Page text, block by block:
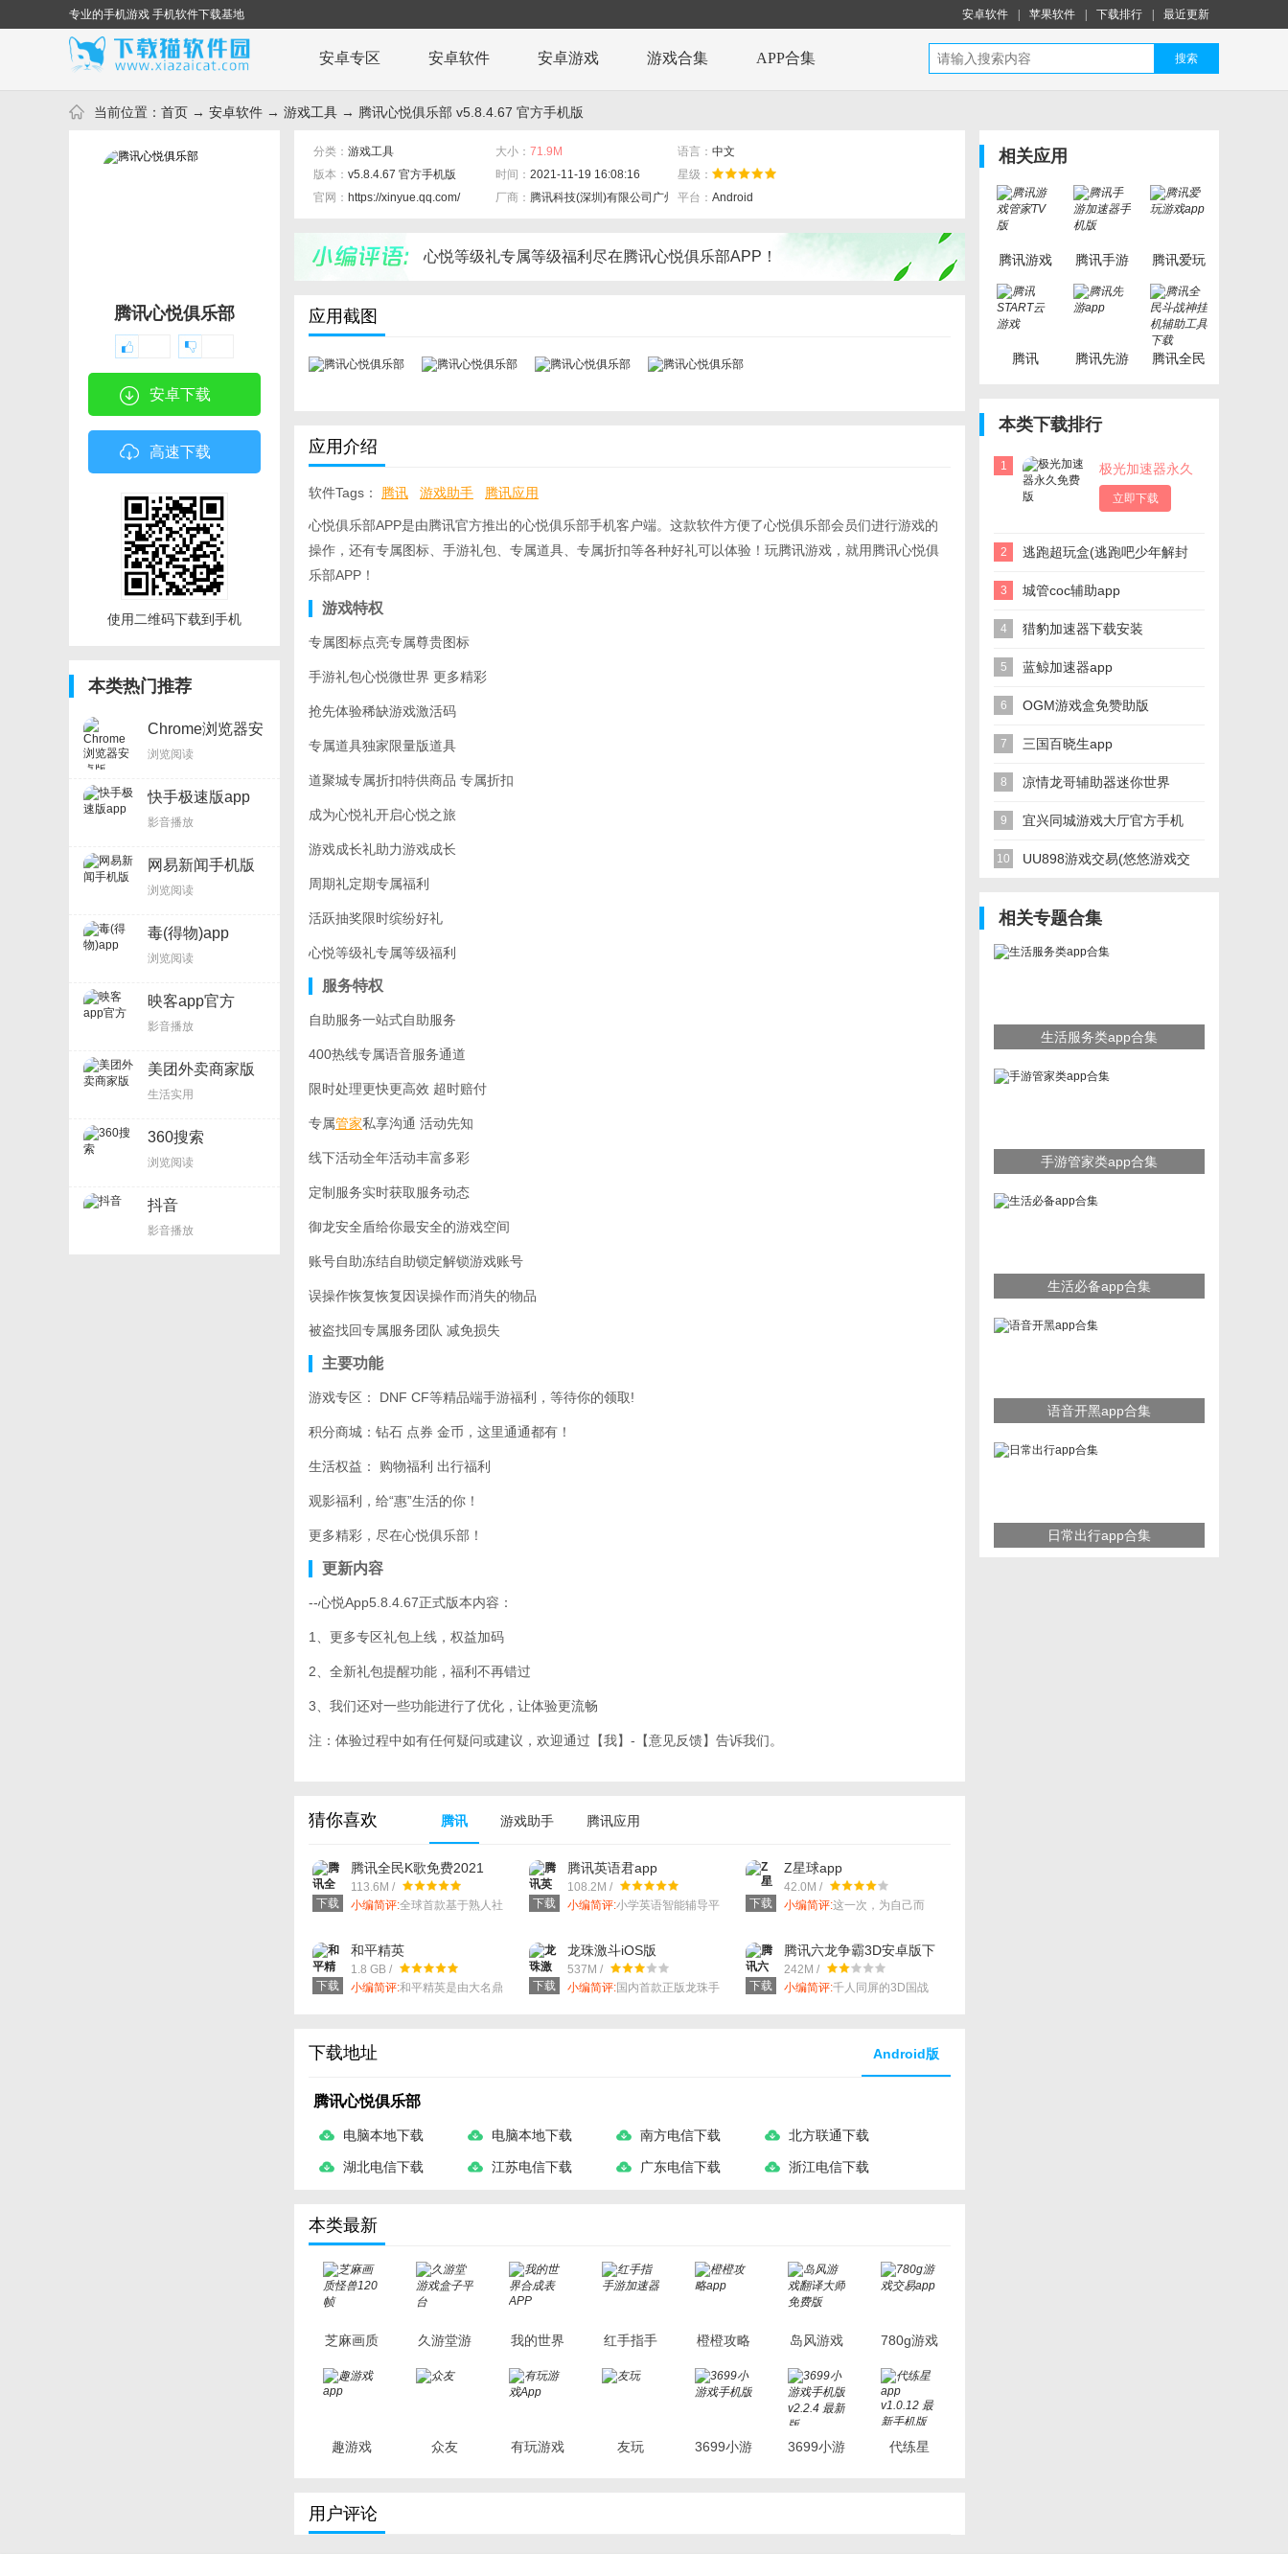
专业的手机游戏 手机软件下载基地 安卓软件 苹果软件 下载排行 最近更新
安卓专区 安卓软件 安卓游戏 游戏合集 APP合集 搜索
当前位置： 首页 → 安卓软件 → 游戏工具 → 腾讯心悦俱乐部 v5.8.4.67 官方手机版
腾讯心悦俱乐部
安卓下载
高速下载
使用二维码下载到手机
本类热门推荐
Chrome浏览器安
卓版
浏览阅读
快手极速版app
影音播放
网易新闻手机版
浏览阅读
毒(得物)app
浏览阅读
映客app官方
影音播放
美团外卖商家版
生活实用
360搜索
浏览阅读
抖音
影音播放
分类： 游戏工具 大小： 71.9M 语言： 中文
版本： v5.8.4.67 官方手机版 时间： 2021-11-19 16:08:16
星级：
官网： https://xinyue.qq.com/ 厂商： 腾讯科技(深圳)有限公司广州分公司
平台： Android
心悦等级礼专属等级福利尽在腾讯心悦俱乐部APP！
应用截图
应用介绍
软件Tags： 腾讯 游戏助手 腾讯应用
心悦俱乐部APP是由腾讯官方推出的心悦俱乐部手机客户端。这款软件方便了心悦俱乐部会员们进行游戏的
操作，还有专属图标、手游礼包、专属道具、专属折扣等各种好礼可以体验！玩腾讯游戏，就用腾讯心悦俱
乐部APP！
游戏特权
专属图标点亮专属尊贵图标
手游礼包心悦微世界 更多精彩
抢先体验稀缺游戏激活码
专属道具独家限量版道具
道聚城专属折扣特供商品 专属折扣
成为心悦礼开启心悦之旅
游戏成长礼助力游戏成长
周期礼定期专属福利
活跃抽奖限时缤纷好礼
心悦等级礼专属等级福利
服务特权
自助服务一站式自助服务
400热线专属语音服务通道
限时处理更快更高效 超时赔付
专属管家私享沟通 活动先知
线下活动全年活动丰富多彩
定制服务实时获取服务动态
御龙安全盾给你最安全的游戏空间
账号自助冻结自助锁定解锁游戏账号
误操作恢复恢复因误操作而消失的物品
被盗找回专属服务团队 减免损失
主要功能
游戏专区： DNF CF等精品端手游福利，等待你的领取!
积分商城：钻石 点券 金币，这里通通都有！
生活权益： 购物福利 出行福利
观影福利，给“惠”生活的你！
更多精彩，尽在心悦俱乐部！
更新内容
--心悦App5.8.4.67正式版本内容：
1、更多专区礼包上线，权益加码
2、全新礼包提醒功能，福利不再错过
3、我们还对一些功能进行了优化，让体验更流畅
注：体验过程中如有任何疑问或建议，欢迎通过【我】-【意见反馈】告诉我们。
猜你喜欢 腾讯 游戏助手 腾讯应用
下载
腾讯全民K歌免费2021
113.6M /
小编简评:全球首款基于熟人社
下载
腾讯英语君app
108.2M /
小编简评:小学英语智能辅导平
下载
Z星球app
42.0M /
小编简评:这一次，为自己而
下载
和平精英
1.8 GB /
小编简评:和平精英是由大名鼎
下载
龙珠激斗iOS版
537M /
小编简评:国内首款正版龙珠手
下载
腾讯六龙争霸3D安卓版下
载
242M /
小编简评:千人同屏的3D国战
下载地址 Android版
腾讯心悦俱乐部
电脑本地下载 电脑本地下载 南方电信下载 北方联通下载
湖北电信下载 江苏电信下载 广东电信下载 浙江电信下载
本类最新
芝麻画质
怪兽120
久游堂游
戏盒子平
我的世界
合成表
APP
红手指手
游加速器
橙橙攻略
岛风游戏
翻译大师
免费版
780g游戏
交易app
趣游戏
众友
有玩游戏
友玩
3699小游
3699小游
代练星
用户评论
相关应用
腾讯游戏
管家TV版
腾讯手游
加速器手
机版
腾讯爱玩
游戏app
腾讯
腾讯先游
腾讯全民
本类下载排行
1
极光加速器永久
免费版
立即下载
2 逃跑超玩盒(逃跑吧少年解封
神器)
3 城管coc辅助app
4 猎豹加速器下载安装
5 蓝鲸加速器app
6 OGM游戏盒免赞助版
7 三国百晓生app
8 凉情龙哥辅助器迷你世界
9 宜兴同城游戏大厅官方手机
版
10 UU898游戏交易(悠悠游戏交
相关专题合集
生活服务类app合集
手游管家类app合集
生活必备app合集
语音开黑app合集
日常出行app合集